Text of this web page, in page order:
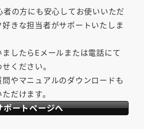
者の方にも安心してお使いいただ
きな担当者がサポートいたしま
したらEメールまたは電話にて
ください。
やマニュアルのダウンロードも
だけます。
ポートページへ